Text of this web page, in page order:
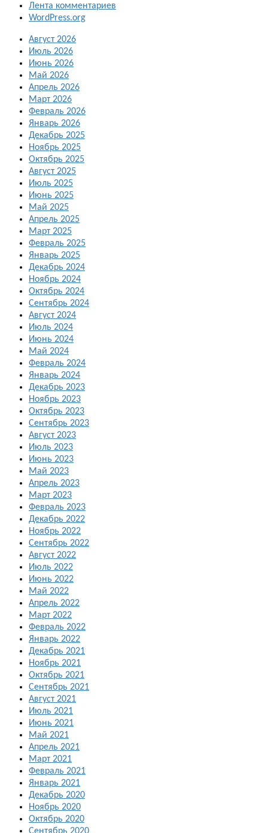
Лента комментариев
WordPress.org
Август 2026
Июль 2026
Июнь 2026
Май 2026
Апрель 2026
Март 2026
Февраль 2026
Январь 2026
Декабрь 2025
Ноябрь 2025
Октябрь 2025
Август 2025
Июль 2025
Июнь 2025
Май 2025
Апрель 2025
Март 2025
Февраль 2025
Январь 2025
Декабрь 2024
Ноябрь 2024
Октябрь 2024
Сентябрь 2024
Август 2024
Июль 2024
Июнь 2024
Май 2024
Февраль 2024
Январь 2024
Декабрь 2023
Ноябрь 2023
Октябрь 2023
Сентябрь 2023
Август 2023
Июль 2023
Июнь 2023
Май 2023
Апрель 2023
Март 2023
Февраль 2023
Декабрь 2022
Ноябрь 2022
Сентябрь 2022
Август 2022
Июль 2022
Июнь 2022
Май 2022
Апрель 2022
Март 2022
Февраль 2022
Январь 2022
Декабрь 2021
Ноябрь 2021
Октябрь 2021
Сентябрь 2021
Август 2021
Июль 2021
Июнь 2021
Май 2021
Апрель 2021
Март 2021
Февраль 2021
Январь 2021
Декабрь 2020
Ноябрь 2020
Октябрь 2020